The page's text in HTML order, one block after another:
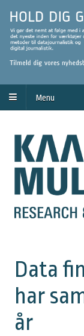
Menu
Data
har
år